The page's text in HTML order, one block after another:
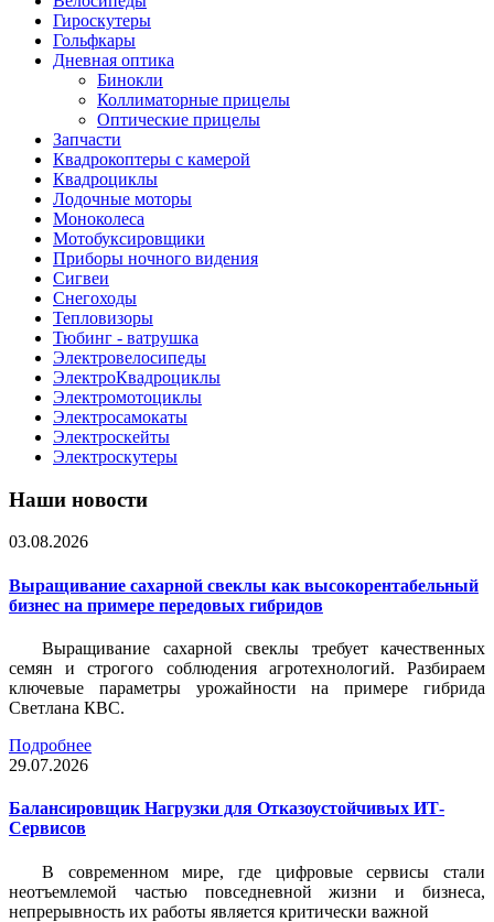
Гироскутеры
Гольфкары
Дневная оптика
Бинокли
Коллиматорные прицелы
Оптические прицелы
Запчасти
Квадрокоптеры с камерой
Квадроциклы
Лодочные моторы
Моноколеса
Мотобуксировщики
Приборы ночного видения
Сигвеи
Снегоходы
Тепловизоры
Тюбинг - ватрушка
Электровелосипеды
ЭлектроКвадроциклы
Электромотоциклы
Электросамокаты
Электроскейты
Электроскутеры
Наши новости
03.08.2026
Выращивание сахарной свеклы как высокорентабельный
бизнес на примере передовых гибридов
Выращивание сахарной свеклы требует качественных
семян и строгого соблюдения агротехнологий. Разбираем
ключевые параметры урожайности на примере гибрида
Светлана КВС.
Подробнее
29.07.2026
Балансировщик Нагрузки для Отказоустойчивых ИТ-
Сервисов
В современном мире, где цифровые сервисы стали
неотъемлемой частью повседневной жизни и бизнеса,
непрерывность их работы является критически важной